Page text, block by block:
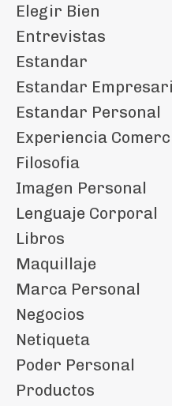
Elegir Bien
Entrevistas
Estandar
Estandar
Estandar Personal
Experiencia
Filosofia
Imagen Personal
Lenguaje Corporal
Libros
Maquillaje
Marca Personal
Negocios
Netiqueta
Poder Personal
Productos